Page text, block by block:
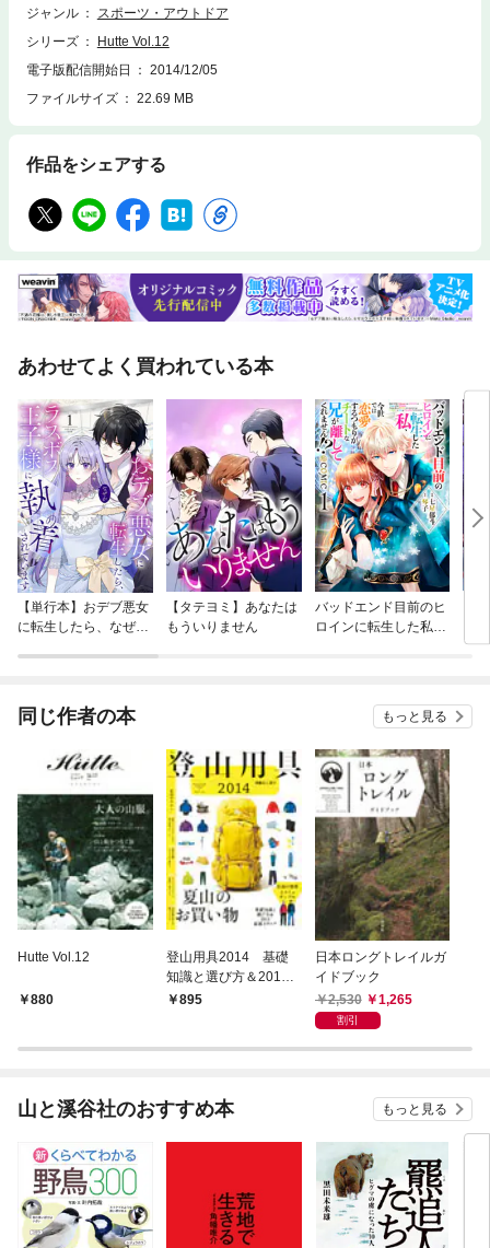
特集☆大人の山服▲ジャンル別買い方企画 ○シャツとパンツ○Tシャツ○バ
服、買い物クルージング第2特集「山と街をつなぐ旅」 ▲ルポ：KIKIが
あるく鳳凰三山 ▲編集部がすすめる各地の山と街ガイド○南アルプスと
甲府 ○北アルプスと松本 ○北アルプスと富山 ○南八ヶ岳と小淵沢 ○八
幡平と盛岡 ○六甲山と神戸ヒュッテコラム▲インタビュー＿松尾たい
＿山の写真☆別冊付録／Columbia 2014 Summer＆Fall Women’s Style Bo
ク。※電子版は巻末に掲載本文と別冊を区別する為に白紙ページが2頁入り
ます。
ジャンル
スポーツ・アウトドア
シリーズ
Hutte Vol.12
電子版配信開始日
2014/12/05
ファイルサイズ
22.69 MB
作品をシェアする
あわせてよく買われている本
【単行本】おデブ悪女
に転生したら、なぜか
【タテヨミ】あなたは
もういりません
バッドエンド目前のヒ
ロインに転生した私、
同じ作者の本 もっと見る
Hutte Vol.12
880
登山用具2014 基礎
知識と選び方＆2014
最新カタログ
895
日本ロングトレイルガ
イドブック
2,530
1,265
割引
山と溪谷社のおすすめ本 もっと見る